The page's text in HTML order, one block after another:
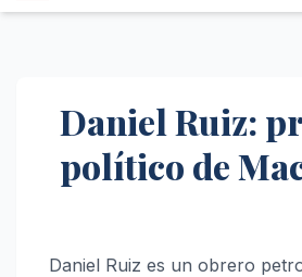
Daniel Ruiz:
político de
Daniel Ruiz es un obrero